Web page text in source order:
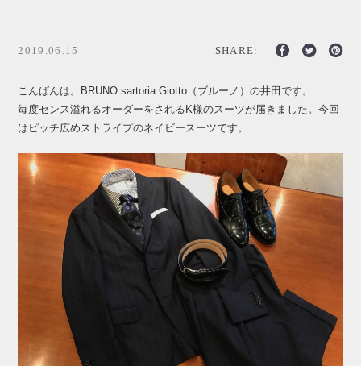
2019.06.15 SHARE:
こんばんは。BRUNO sartoria Giotto（ブルーノ）の井田です。
毎度センス溢れるオーダーをされるK様のスーツが届きました。今回
はピッチ広めストライプのネイビースーツです。